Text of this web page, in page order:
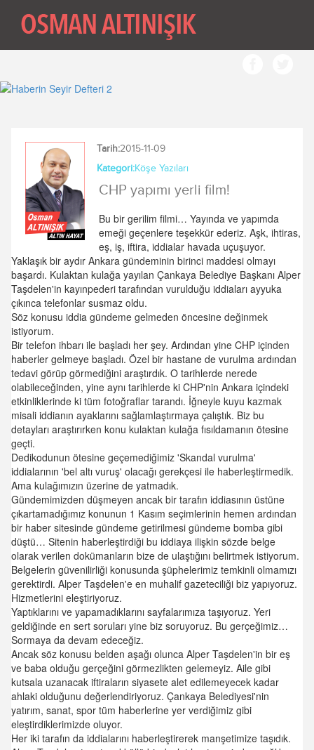
Tarih:2015-11-09
Kategori:Köşe Yazıları
CHP yapımı yerli film!
Bu bir gerilim filmi… Yayında ve yapımda
emeği geçenlere teşekkür ederiz. Aşk, ihtiras,
eş, iş, iftira, iddialar havada uçuşuyor.
Yaklaşık bir aydır Ankara gündeminin birinci maddesi olmayı
başardı. Kulaktan kulağa yayılan Çankaya Belediye Başkanı Alper
Taşdelen'in kayınpederi tarafından vurulduğu iddiaları ayyuka
çıkınca telefonlar susmaz oldu.
Söz konusu iddia gündeme gelmeden öncesine değinmek
istiyorum.
Bir telefon ihbarı ile başladı her şey. Ardından yine CHP içinden
haberler gelmeye başladı. Özel bir hastane de vurulma ardından
tedavi görüp görmediğini araştırdık. O tarihlerde nerede
olabileceğinden, yine aynı tarihlerde ki CHP'nin Ankara içindeki
etkinliklerinde ki tüm fotoğraflar tarandı. İğneyle kuyu kazmak
misali iddianın ayaklarını sağlamlaştırmaya çalıştık. Biz bu
detayları araştırırken konu kulaktan kulağa fısıldamanın ötesine
geçti.
Dedikodunun ötesine geçemediğimiz 'Skandal vurulma'
iddialarının 'bel altı vuruş' olacağı gerekçesi ile haberleştirmedik.
Ama kulağımızın üzerine de yatmadık.
Gündemimizden düşmeyen ancak bir tarafın iddiasının üstüne
çıkartamadığımız konunun 1 Kasım seçimlerinin hemen ardından
bir haber sitesinde gündeme getirilmesi gündeme bomba gibi
düştü… Sitenin haberleştirdiği bu iddiaya ilişkin sözde belge
olarak verilen dokümanların bize de ulaştığını belirtmek istiyorum.
Belgelerin güvenilirliği konusunda şüphelerimiz temkinli olmamızı
gerektirdi. Alper Taşdelen'e en muhalif gazeteciliği biz yapıyoruz.
Hizmetlerini eleştiriyoruz.
Yaptıklarını ve yapamadıklarını sayfalarımıza taşıyoruz. Yeri
geldiğinde en sert soruları yine biz soruyoruz. Bu gerçeğimiz…
Sormaya da devam edeceğiz.
Ancak söz konusu belden aşağı olunca Alper Taşdelen'in bir eş
ve baba olduğu gerçeğini görmezlikten gelemeyiz. Aile gibi
kutsala uzanacak iftiraların siyasete alet edilemeyecek kadar
ahlaki olduğunu değerlendiriyoruz. Çankaya Belediyesi'nin
yatırım, sanat, spor tüm haberlerine yer verdiğimiz gibi
eleştirdiklerimizde oluyor.
Her iki tarafın da iddialarını haberleştirerek manşetimize taşıdık.